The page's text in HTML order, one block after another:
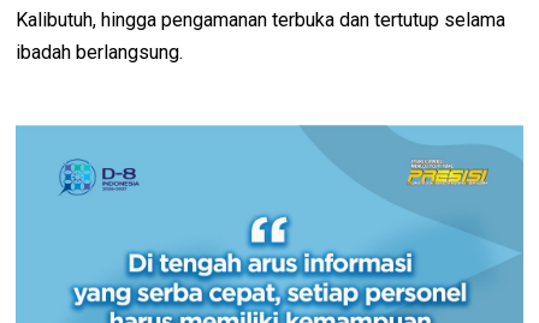
Kalibutuh, hingga pengamanan terbuka dan tertutup selama
ibadah berlangsung.